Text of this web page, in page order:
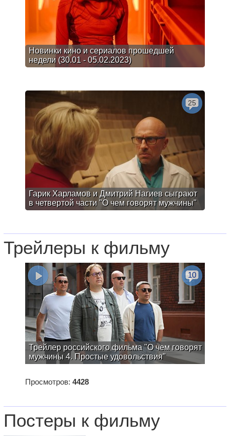
Новинки кино и сериалов прошедшей
недели (30.01 - 05.02.2023)
Гарик Харламов и Дмитрий Нагиев сыграют
в четвертой части "О чем говорят мужчины"
25
Трейлеры к фильму
Трейлер российского фильма "О чем говорят
мужчины 4. Простые удовольствия"
10
Просмотров: 4428
Постеры к фильму